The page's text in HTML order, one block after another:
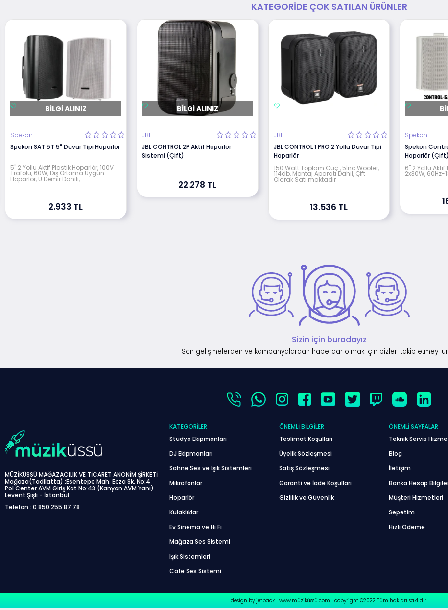
KATEGORIDE ÇOK SATILAN ÜRÜNLER
BILGI ALINIZ
Spekon
Spekon SAT 5T 5" Duvar Tipi Hoparlör
5" 2 Yollu Aktif Plastik Hoparlör, 100V
Trafolu, 60W, Dış Ortama Uygun
Hoparlör, U Demir Dahili,
2.933 TL
BILGI ALINIZ
JBL
JBL CONTROL 2P Aktif Hoparlör
Sistemi (Çift)
22.278 TL
JBL
JBL CONTROL 1 PRO 2 Yollu Duvar Tipi
Hoparlör
150 Watt Toplam Güç , 5İnc Woofer,
114db, Montaj Aparatı Dahil, Çift
Olarak Satılmaktadır
13.536 TL
Spekon
Spekon
Hoparlör (Çift)
6" 2 Yollu
2x30W, 60Hz-
Sizin için buradayız
Son gelişmelerden ve kampanyalardan haberdar olmak için bizleri takip etmeyi
MÜZİKÜSSÜ MAĞAZACILIK VE TİCARET ANONİM ŞİRKETİ
Mağaza(Tadilatta) :Esentepe Mah. Ecza Sk. No:4
Pol Center AVM Giriş Kat No:43 (Kanyon AVM Yanı)
Levent Şişli - İstanbul
Telefon : 0 850 255 87 78
KATEGORILER
Stüdyo Ekipmanları
DJ Ekipmanları
Sahne Ses ve Işık Sistemleri
Mikrofonlar
Hoparlör
Kulaklıklar
Ev Sinema ve Hi Fi
Mağaza Ses Sistemi
Işık Sistemleri
Cafe Ses Sistemi
ÖNEMLI BILGILER
Teslimat Koşulları
Üyelik Sözleşmesi
Satış Sözleşmesi
Garanti ve İade Koşulları
Gizlilik ve Güvenlik
ÖNEMLI SAYFALAR
Teknik Servis
Blog
İletişim
Banka Hesap
Müşteri Hizmetleri
Sepetim
Hızlı Ödeme
design by jetpack | www.müziküssü.com | copyright ©2022 Tüm hakları saklıdır.